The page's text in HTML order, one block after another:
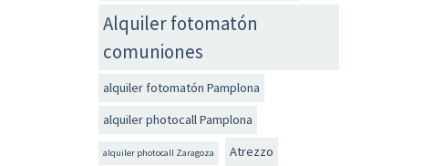
Alquiler fotomatón
comuniones
alquiler fotomatón Pamplona
alquiler photocall Pamplona
alquiler photocall Zaragoza Atrezzo